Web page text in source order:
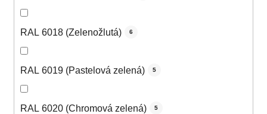
RAL 6018 (Zelenožlutá) 6
RAL 6019 (Pastelová zelená) 5
RAL 6020 (Chromová zelená) 5